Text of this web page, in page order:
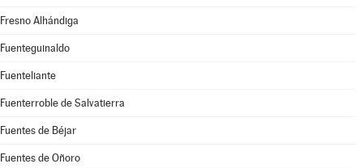
Fresno Alhándiga
Fuenteguinaldo
Fuenteliante
Fuenterroble de Salvatierra
Fuentes de Béjar
Fuentes de Oñoro